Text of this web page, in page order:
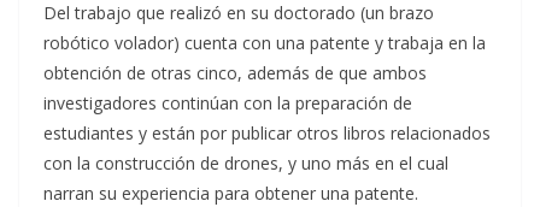
Del trabajo que realizó en su doctorado (un brazo
robótico volador) cuenta con una patente y trabaja en la
obtención de otras cinco, además de que ambos
investigadores continúan con la preparación de
estudiantes y están por publicar otros libros relacionados
con la construcción de drones, y uno más en el cual
narran su experiencia para obtener una patente.